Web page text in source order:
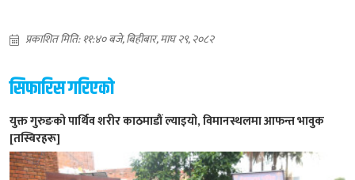
प्रकाशित मिति: ११:४० बजे, बिहीबार, माघ २९, २०८२
सिफारिस गरिएको
युक्त गुरुङको पार्थिव शरीर काठमाडौं ल्याइयो, विमानस्थलमा आफन्त भावुक
[तस्बिरहरू]